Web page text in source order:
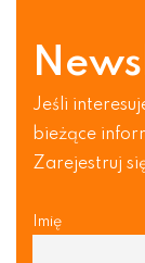
Jeśli
bieżące
Zarejestruj
Imię